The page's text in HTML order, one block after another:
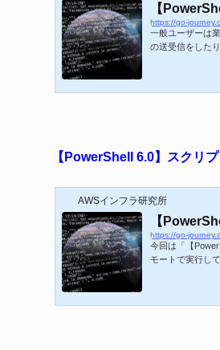
【
https://go-
一般ユーザーは
の送受信をした
【PowerShell 6.0】スクリ
AWSインフラ研究所
【
https://go-
今回は「【
モートで実行し